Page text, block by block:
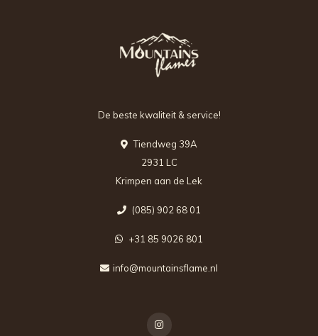
De beste kwaliteit & service!
Tiendweg 39A
2931 LC
Krimpen aan de Lek
(085) 902 68 01
+31 85 9026 801
info@mountainsflame.nl